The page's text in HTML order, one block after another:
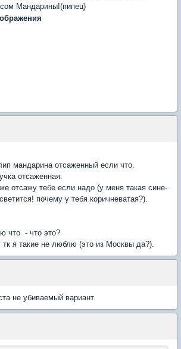
Мандарины!(пипец)
мандарина отсаженный если что.
отсаженная.
отсажу тебе если надо (у меня такая сине-
почему у тебя коричневатая?).
что - что это?
тк я такие не люблю (это из Москвы да?).
не убиваемый вариант.